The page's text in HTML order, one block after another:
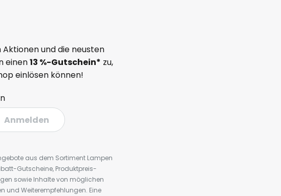
und die neusten
einen13 %-Gutschein* zu,
einlösen können!
Anmelden
aus dem Sortiment Lampen
Gutscheine, Produktpreis-
sowie Inhalte von möglichen
und Weiterempfehlungen. Eine